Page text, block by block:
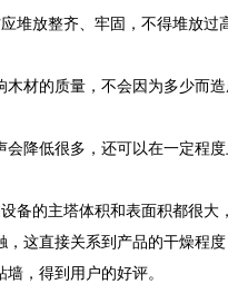
放整齐、牢固，不得堆放
材的质量，不会因为多少
降低很多，还可以在一定
的主塔体积和表面积都很
这直接关系到产品的干燥
，得到用户的好评。